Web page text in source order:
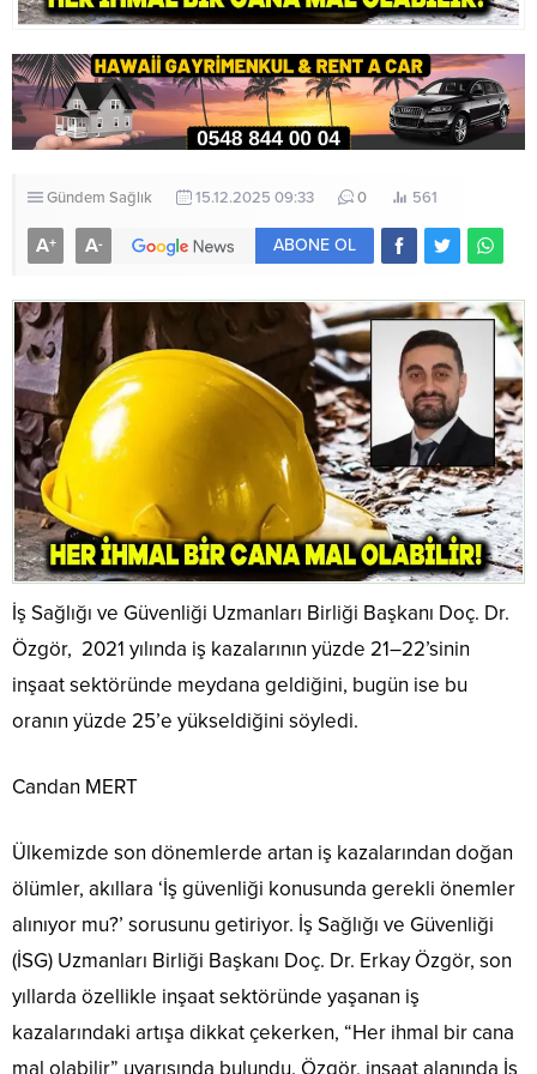
Gündem Sağlık 15.12.2025 09:33 0 561
A+ A- ABONE OL
İş Sağlığı ve Güvenliği Uzmanları Birliği Başkanı Doç. Dr.
Özgör, 2021 yılında iş kazalarının yüzde 21–22’sinin
inşaat sektöründe meydana geldiğini, bugün ise bu
oranın yüzde 25’e yükseldiğini söyledi.
Candan MERT
Ülkemizde son dönemlerde artan iş kazalarından doğan
ölümler, akıllara ‘İş güvenliği konusunda gerekli önemler
alınıyor mu?’ sorusunu getiriyor. İş Sağlığı ve Güvenliği
(İSG) Uzmanları Birliği Başkanı Doç. Dr. Erkay Özgör, son
yıllarda özellikle inşaat sektöründe yaşanan iş
kazalarındaki artışa dikkat çekerken, “Her ihmal bir cana
mal olabilir” uyarısında bulundu. Özgör, inşaat alanında İş